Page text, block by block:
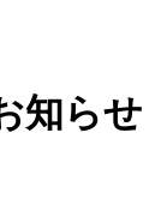
知らせ